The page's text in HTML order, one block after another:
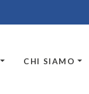
CHI SIAMO